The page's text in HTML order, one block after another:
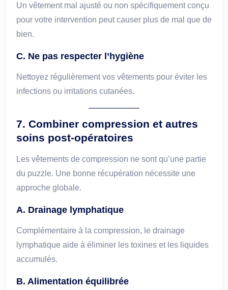
Un vêtement mal ajusté ou non spécifiquement conçu
pour votre intervention peut causer plus de mal que de
bien.
C. Ne pas respecter l’hygiène
Nettoyez régulièrement vos vêtements pour éviter les
infections ou irritations cutanées.
7. Combiner compression et autres
soins post-opératoires
Les vêtements de compression ne sont qu’une partie
du puzzle. Une bonne récupération nécessite une
approche globale.
A. Drainage lymphatique
Complémentaire à la compression, le drainage
lymphatique aide à éliminer les toxines et les liquides
accumulés.
B. Alimentation équilibrée